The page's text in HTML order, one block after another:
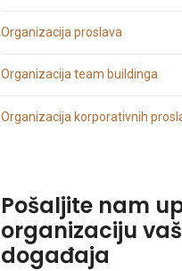
Organizacija proslava
Organizacija team buildinga
Organizacija korporativnih
Pošaljite nam
organizaciju
događaja